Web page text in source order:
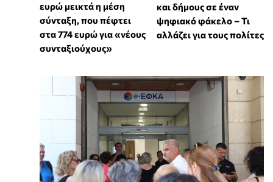
ευρώ μεικτά η μέση
σύνταξη, που πέφτει
στα 774 ευρώ για «νέους
συνταξιούχους»
και δήμους σε έναν
ψηφιακό φάκελο – Τι
αλλάζει για τους πολίτες